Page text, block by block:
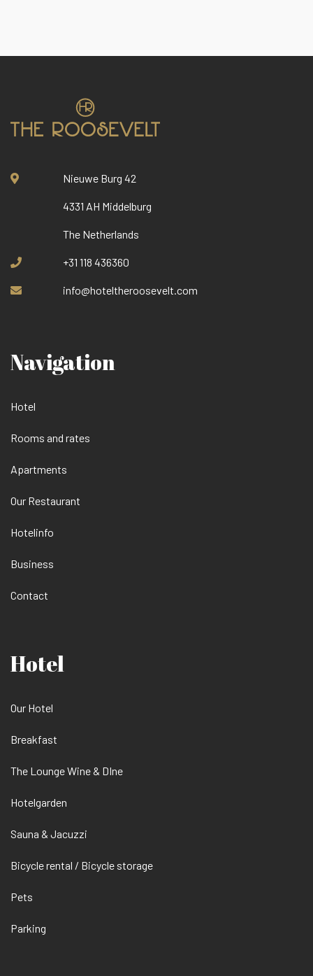
Nieuwe Burg 42
4331 AH Middelburg
The Netherlands
+31 118 436360
info@hoteltheroosevelt.com
Navigation
Hotel
Rooms and rates
Apartments
Our Restaurant
Hotelinfo
Business
Contact
Hotel
Our Hotel
Breakfast
The Lounge Wine & DIne
Hotelgarden
Sauna & Jacuzzi
Bicycle rental / Bicycle storage
Pets
Parking